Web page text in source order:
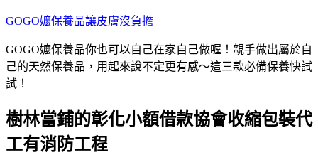
跳
主
要
內
GOGO嬤保養品讓皮膚沒負擔
GOGO嬤保養品你也可以自己在家自己做喔！親手做出屬於自
己的天然保養品，用起來說不定更有感～這三款必備保養快試
試！
樹林當鋪的彰化小額借款協會收縮包裝代
工有消防工程